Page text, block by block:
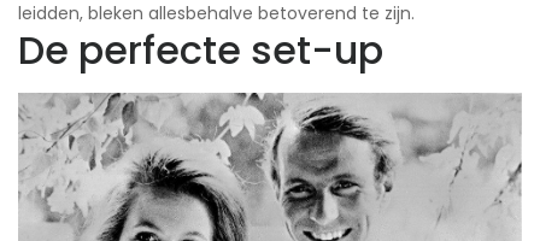
leidden, bleken allesbehalve betoverend te zijn.
De perfecte set-up